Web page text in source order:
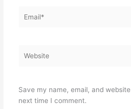
Save my name, email, and
next time I comment.